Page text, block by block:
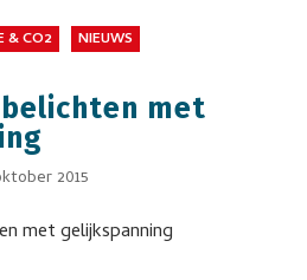
& CO2 NIEUWS
met
2015